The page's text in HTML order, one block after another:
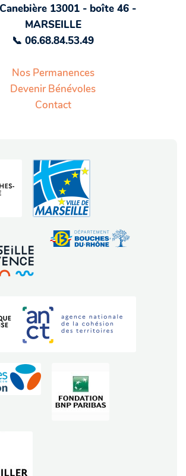
13001 - boîte 46 -
MARSEILLE
📞 06.68.84.53.49
Nos Permanences
Devenir Bénévoles
Contact